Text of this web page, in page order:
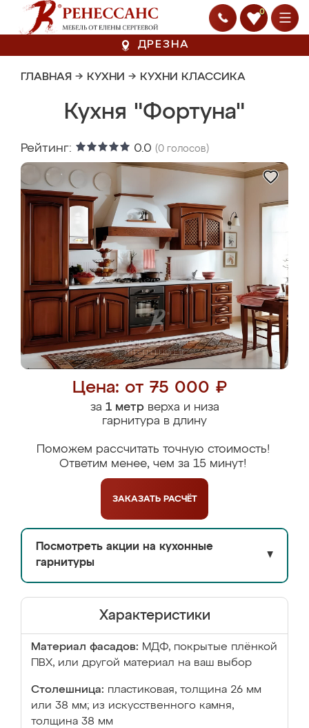
0
ДРЕЗНА
ГЛАВНАЯ → КУХНИ → КУХНИ КЛАССИКА
Кухня "Фортуна"
Рейтинг: 0.0 (0 голосов)
Цена: от 75 000 ₽
за 1 метрверха и низа
гарнитура в длину
Поможем рассчитать точную стоимость!
Ответим менее, чем за 15 минут!
ЗАКАЗАТЬ РАСЧЁТ
Посмотреть акции на кухонные
гарнитуры
▼
Характеристики
Материал фасадов: МДФ, покрытые плёнкой
ПВХ, или другой материал на ваш выбор
Столешница: пластиковая, толщина 26 мм
или 38 мм; из искусственного камня,
толщина 38 мм